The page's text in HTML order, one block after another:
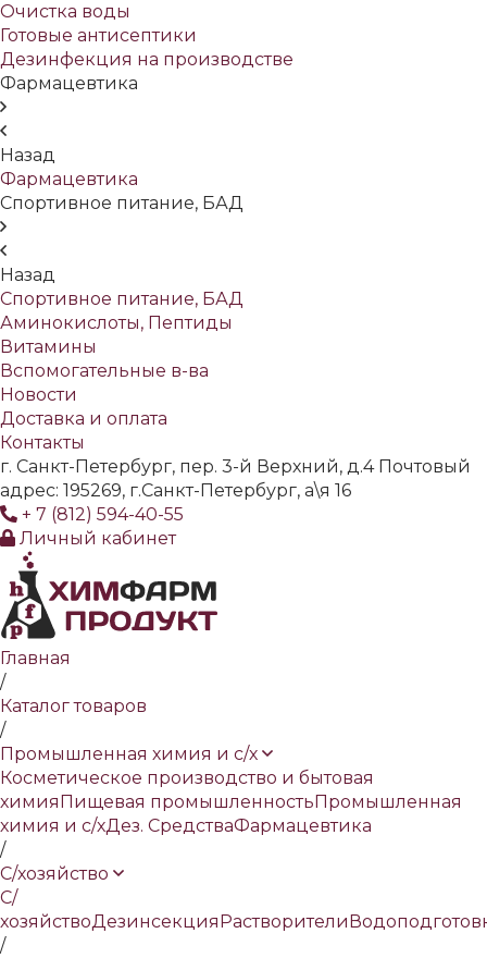
Очистка воды
Готовые антисептики
Дезинфекция на производстве
Фармацевтика
Назад
Фармацевтика
Спортивное питание, БАД
Назад
Спортивное питание, БАД
Аминокислоты, Пептиды
Витамины
Вспомогательные в-ва
Новости
Доставка и оплата
Контакты
г. Санкт-Петербург, пер. 3-й Верхний, д.4 Почтовый
адрес: 195269, г.Санкт-Петербург, а\я 16
+ 7 (812) 594-40-55
Личный кабинет
Главная
/
Каталог товаров
/
Промышленная химия и с/х
Косметическое производство и бытовая
химияПищевая промышленностьПромышленная
химия и с/хДез. СредстваФармацевтика
/
С/хозяйство
С/
хозяйствоДезинсекцияРастворители
/